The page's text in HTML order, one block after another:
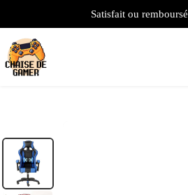
Satisfait ou remboursé